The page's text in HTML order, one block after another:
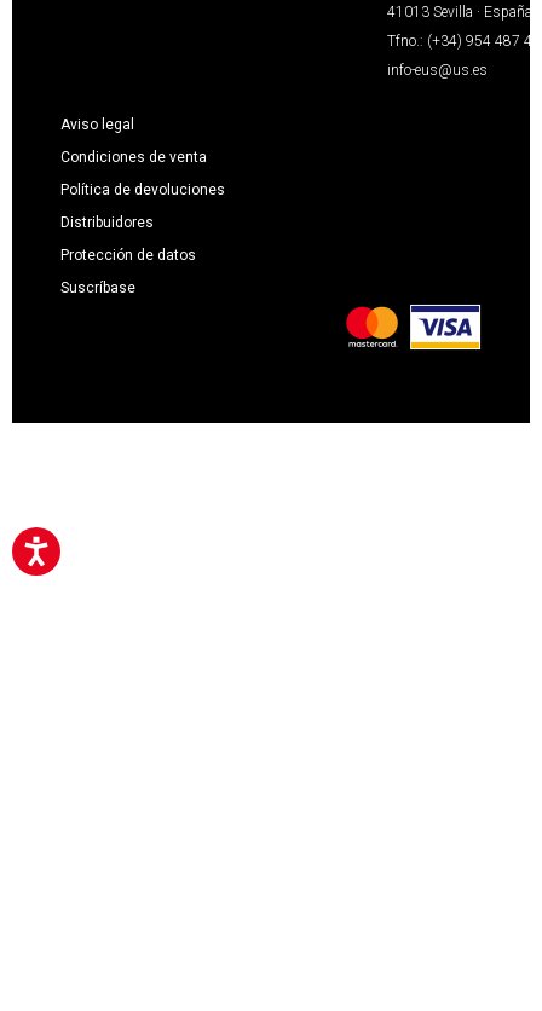
41013 Sevilla · España
Tfno.: (+34) 954 487
info-eus@us.es
Aviso legal
Condiciones de venta
Política de devoluciones
Distribuidores
Protección de datos
Suscríbase